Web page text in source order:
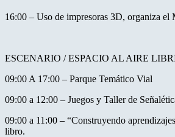
16:00 – Uso de impresoras 3D, organiza el
ESCENARIO / ESPACIO AL AIRE
09:00 A 17:00 – Parque Temático Vial
09:00 a 12:00 – Juegos y Taller de
09:00 a 11:00 – “Construyendo
libro.